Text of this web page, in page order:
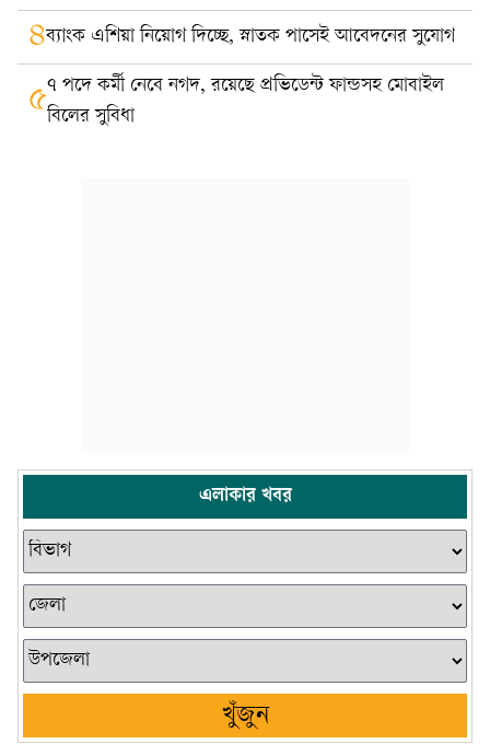
৪ব্যাংক এশিয়া নিয়োগ দিচ্ছে, স্নাতক পাসেই আবেদনের সুযোগ
৫৭ পদে কর্মী নেবে নগদ, রয়েছে প্রভিডেন্ট ফান্ডসহ মোবাইল
বিলের সুবিধা
এলাকার খবর
খুঁজুন